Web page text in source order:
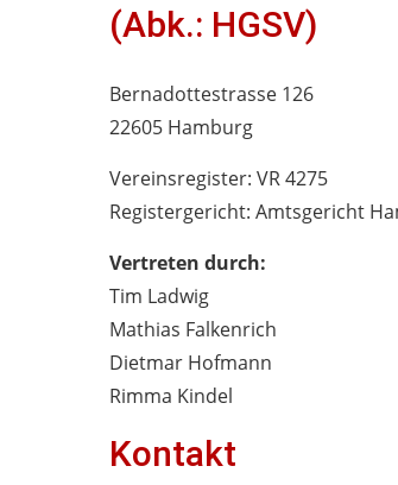
(Abk.: HGSV)
Bernadottestrasse 126
22605 Hamburg
Vereinsregister: VR 4275
Registergericht: Amtsgericht
Vertreten durch:
Tim Ladwig
Mathias Falkenrich
Dietmar Hofmann
Rimma Kindel
Kontakt